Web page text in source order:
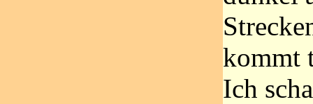
kommt
Ich